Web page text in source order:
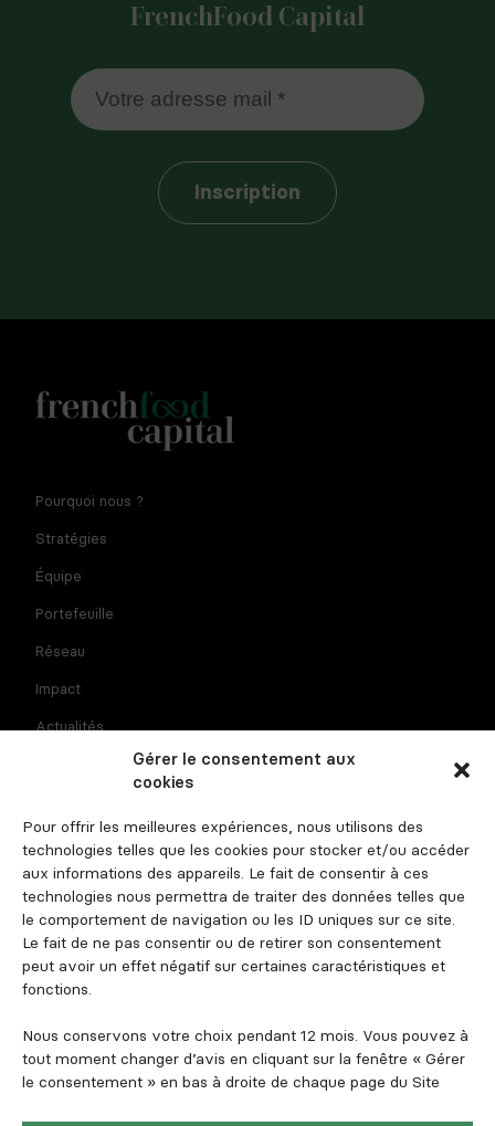
Gérer le consentement aux
cookies
Pour offrir les meilleures expériences, nous utilisons des
technologies telles que les cookies pour stocker et/ou accéder
aux informations des appareils. Le fait de consentir à ces
technologies nous permettra de traiter des données telles que
le comportement de navigation ou les ID uniques sur ce site.
Le fait de ne pas consentir ou de retirer son consentement
peut avoir un effet négatif sur certaines caractéristiques et
fonctions.
Nous conservons votre choix pendant 12 mois. Vous pouvez à
tout moment changer d’avis en cliquant sur la fenêtre « Gérer
le consentement » en bas à droite de chaque page du Site
FrenchFood Capital
Inscription
Notre newsletter est réservée aux dirigeants et
entrepreneurs de l'agroalimentaire. En fournissant votre
adresse e-mail vous consentez à recevoir la newsletter par
courriel. Pour plus d'informations sur le traitement des
données à caractère personnel et sur vos droits, consultez
la
Pourquoi nous ?
Stratégies
Équipe
Portefeuille
Réseau
Impact
Actualités
Espace investisseur
Suivez-nous
Mentions légales et informations règlementaires